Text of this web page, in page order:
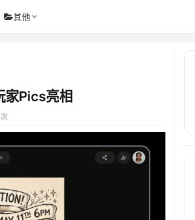
其他
Pics亮相